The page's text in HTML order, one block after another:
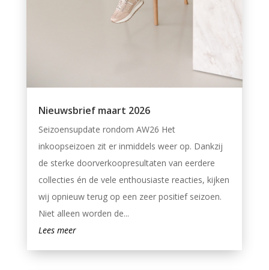
Nieuwsbrief maart 2026
Seizoensupdate rondom AW26 Het
inkoopseizoen zit er inmiddels weer op. Dankzij
de sterke doorverkoopresultaten van eerdere
collecties én de vele enthousiaste reacties, kijken
wij opnieuw terug op een zeer positief seizoen.
Niet alleen worden de...
Lees meer